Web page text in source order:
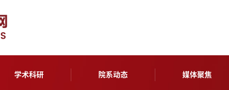
学术科研 院系动态 媒体聚焦